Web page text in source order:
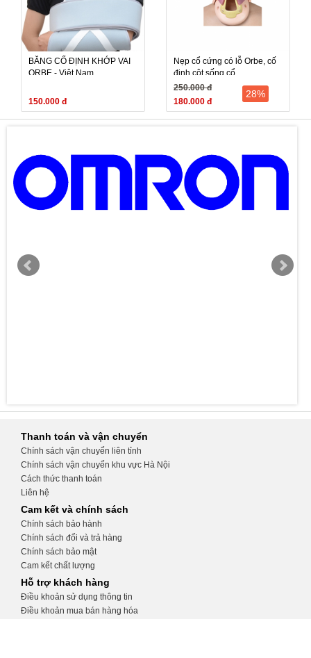
BĂNG CỐ ĐỊNH KHỚP VAI
ORBE - Việt Nam
150.000 đ
Nẹp cổ cứng có lỗ Orbe, cố
định cột sống cổ
250.000 đ
180.000 đ
28%
Thanh toán và vận chuyển
Chính sách vận chuyển liên tỉnh
Chính sách vận chuyển khu vực Hà Nội
Cách thức thanh toán
Liên hệ
Cam kết và chính sách
Chính sách bảo hành
Chính sách đổi và trả hàng
Chính sách bảo mật
Cam kết chất lượng
Hỗ trợ khách hàng
Điều khoản sử dụng thông tin
Điều khoản mua bán hàng hóa